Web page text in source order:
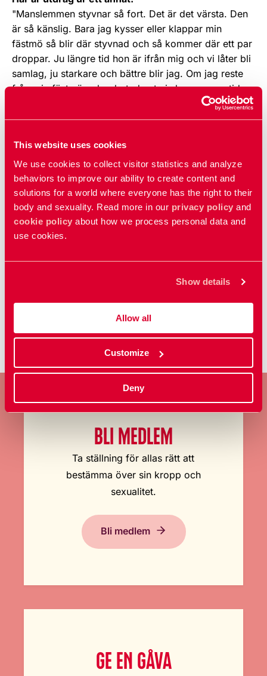
This website uses cookies
We use cookies to collect visitor statistics and analyze
behaviors to improve our ability to create content and
solutions for a world where everyone has the right to their
body and sexuality. Read more in our privacy policy and
cookie policy about how we process personal data and
use cookies.
Show details
Allow all
Customize
Deny
"Manslemmen styvnar så fort. Det är det värsta. Den
är så känslig. Bara jag kysser eller klappar min
fästmö så blir där styvnad och så kommer där ett par
droppar. Ju längre tid hon är ifrån mig och vi låter bli
samlag, ju starkare och bättre blir jag. Om jag reste
från min fästmö och arbetade ute i skogarna en tid -
ett år eller två - och ej hade någon utlösning alls, tror
inte fru (Elise Ottesen) Jensen att det skulle bättra sig
Källor: Ottar och kärleken
av Gunilla Thorgren samt
Sex i folkhemmet
av Lena Lennerhed.
Uppdaterad:22 jan 2026
Publicerad: 29 mar 2019
Reportage
BLI MEDLEM
Ta ställning för allas rätt att
bestämma över sin kropp och
sexualitet.
Bli medlem
GE EN GÅVA